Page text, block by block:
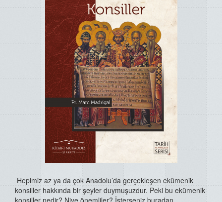
Hepimiz az ya da çok Anadolu’da gerçekleşen ekümenik
konsiller hakkında bir şeyler duymuşuzdur. Peki bu ekümenik
konsiller nedir? Niye önemliler? İsterseniz buradan